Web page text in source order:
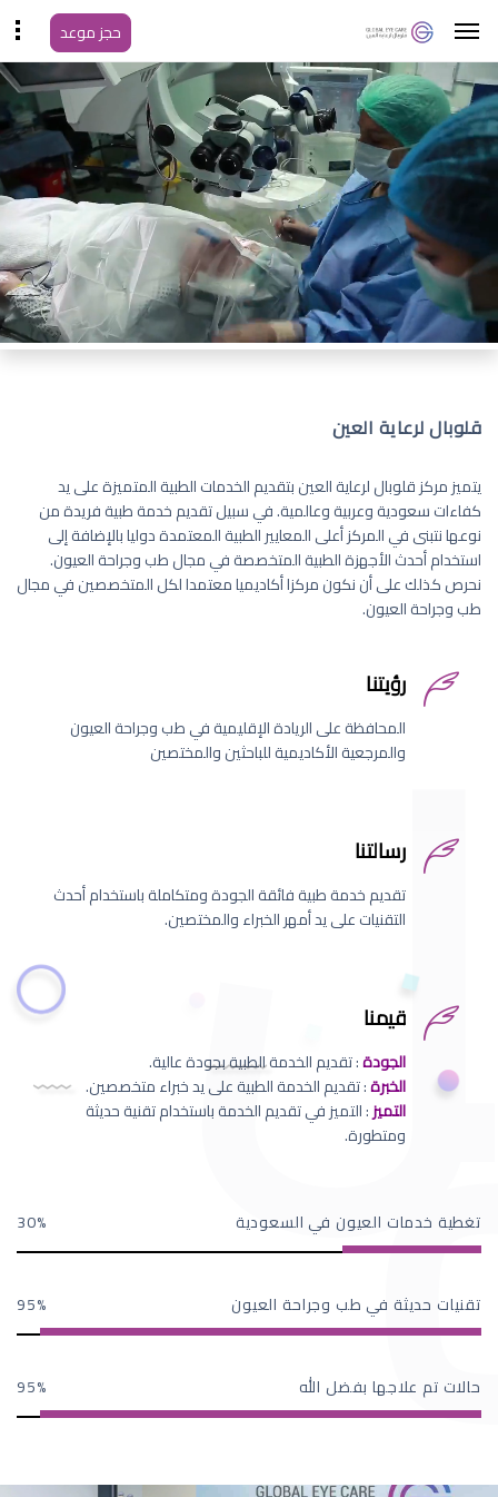
حجز موعد
قلوبال لرعاية العين
يتميز مركز قلوبال لرعاية العين بتقديم الخدمات الطبية المتميزة على يد
كفاءات سعودية وعربية وعالمية. في سبيل تقديم خدمة طبية فريدة من
نوعها نتبنى في المركز أعلى المعايير الطبية المعتمدة دوليا بالإضافة إلى
استخدام أحدث الأجهزة الطبية المتخصصة في مجال طب وجراحة العيون.
نحرص كذلك على أن نكون مركزا أكاديميا معتمدا لكل المتخصصين في مجال
طب وجراحة العيون.
رؤيتنا
المحافظة على الريادة الإقليمية في طب وجراحة العيون
والمرجعية الأكاديمية للباحثين والمختصين
رسالتنا
تقديم خدمة طبية فائقة الجودة ومتكاملة باستخدام أحدث
التقنيات على يد أمهر الخبراء والمختصين.
قيمنا
الجودة: تقديم الخدمة الطبية بجودة عالية.
الخبرة: تقديم الخدمة الطبية على يد خبراء متخصصين.
التميز: التميز في تقديم الخدمة باستخدام تقنية حديثة
ومتطورة.
تغطية خدمات العيون في السعودية 30
تقنيات حديثة في طب وجراحة العيون 95
حالات تم علاجها بفضل الله 95